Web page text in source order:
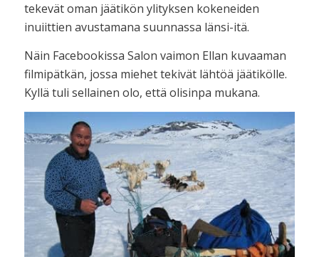
tekevät oman jäätikön ylityksen kokeneiden
inuiittien avustamana suunnassa länsi-itä.
Näin Facebookissa Salon vaimon Ellan kuvaaman
filmipätkän, jossa miehet tekivät lähtöä jäätikölle.
Kyllä tuli sellainen olo, että olisinpa mukana.